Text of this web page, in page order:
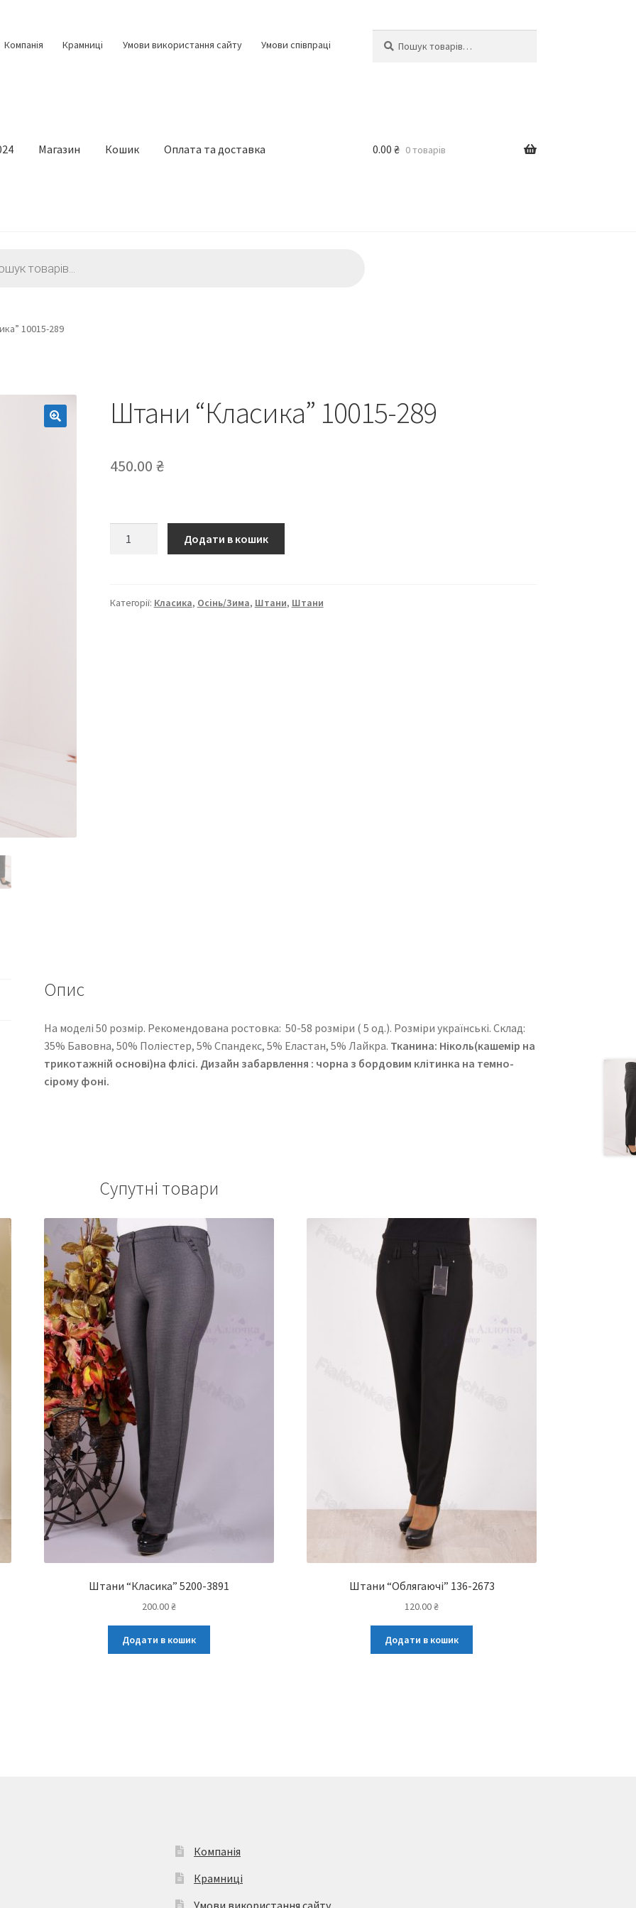
Компанія Крамниці Умови використання сайту Умови співпраці
Магазин Кошик Оплата та доставка 0.00 ₴ 0 товарів
10015-289
Штани “Класика” 10015-289
450.00 ₴
кількість
Додати в кошик
Категорії: Класика, Осінь/Зима, Штани, Штани
Опис
На моделі 50 розмір. Рекомендована ростовка: 50-58 розміри ( 5 од.). Розміри українські. Cклад:
35% Бавовна, 50% Поліестер, 5% Спандекс, 5% Еластан, 5% Лайкра. Тканина: Ніколь(кашемір на
трикотажній основі)на флісі. Дизайн забарвлення : чорна з бордовим клітинка на темно-
сірому фоні.
Супутні товари
Штани “Класика” 5200-3891
200.00₴
Додати в кошик
Штани “Облягаючі” 136-2673
120.00₴
Додати в кошик
Компанія
Крамниці
Умови використання сайту